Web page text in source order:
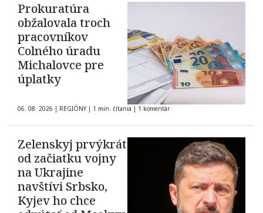
Prokuratúra
obžalovala troch
pracovníkov
Colného úradu
Michalovce pre
úplatky
06. 08. 2026 | REGIÓNY | 1 min. čítania | 1 komentár
Zelenskyj prvýkrát
od začiatku vojny
na Ukrajine
navštívi Srbsko,
Kyjev ho chce